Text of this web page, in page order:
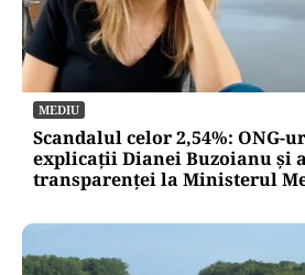
MEDIU
Scandalul celor 2,54%: ONG-
explicații Dianei Buzoianu și
transparenței la Ministerul